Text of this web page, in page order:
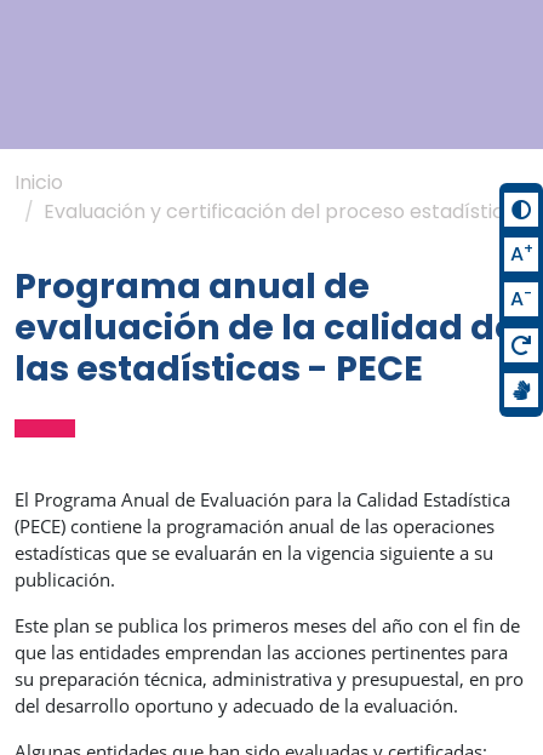
Inicio
Evaluación y certificación del proceso estadístico
Programa anual de
evaluación de la calidad de
las estadísticas - PECE
El Programa Anual de Evaluación para la Calidad Estadística
(PECE) contiene la programación anual de las operaciones
estadísticas que se evaluarán en la vigencia siguiente a su
publicación.
Este plan se publica los primeros meses del año con el fin de
que las entidades emprendan las acciones pertinentes para
su preparación técnica, administrativa y presupuestal, en pro
del desarrollo oportuno y adecuado de la evaluación.
A+
A-